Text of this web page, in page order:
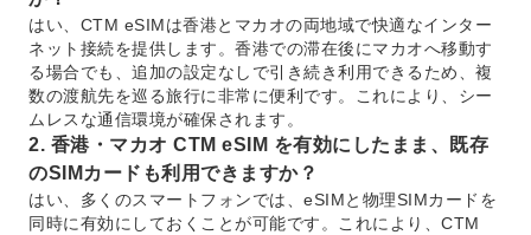
はい、CTM eSIMは香港とマカオの両地域で快適なインター
ネット接続を提供します。香港での滞在後にマカオへ移動す
る場合でも、追加の設定なしで引き続き利用できるため、複
数の渡航先を巡る旅行に非常に便利です。これにより、シー
ムレスな通信環境が確保されます。
2. 香港・マカオ CTM eSIM を有効にしたまま、既存
のSIMカードも利用できますか？
はい、多くのスマートフォンでは、eSIMと物理SIMカードを
同時に有効にしておくことが可能です。これにより、CTM